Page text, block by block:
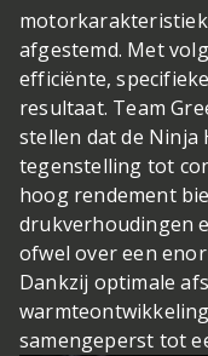
motorkarakteristiek
afgestemd. Met
efficiënte,
resultaat. Team
stellen dat de Ninja
tegenstelling tot
hoog rendement
drukverhoudingen
ofwel over een
Dankzij optimale
samengeperst tot